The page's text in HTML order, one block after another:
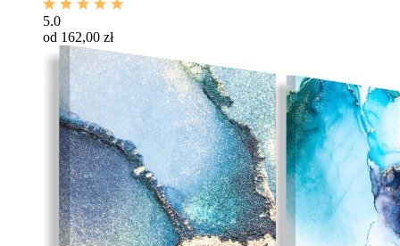
5.0
od 162,00 zł